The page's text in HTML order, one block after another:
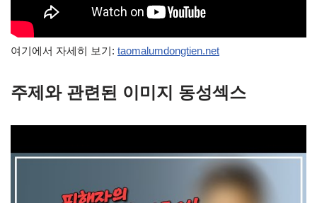
여기에서 자세히 보기: taomalumdongtien.net
주제와 관련된 이미지 동성섹스